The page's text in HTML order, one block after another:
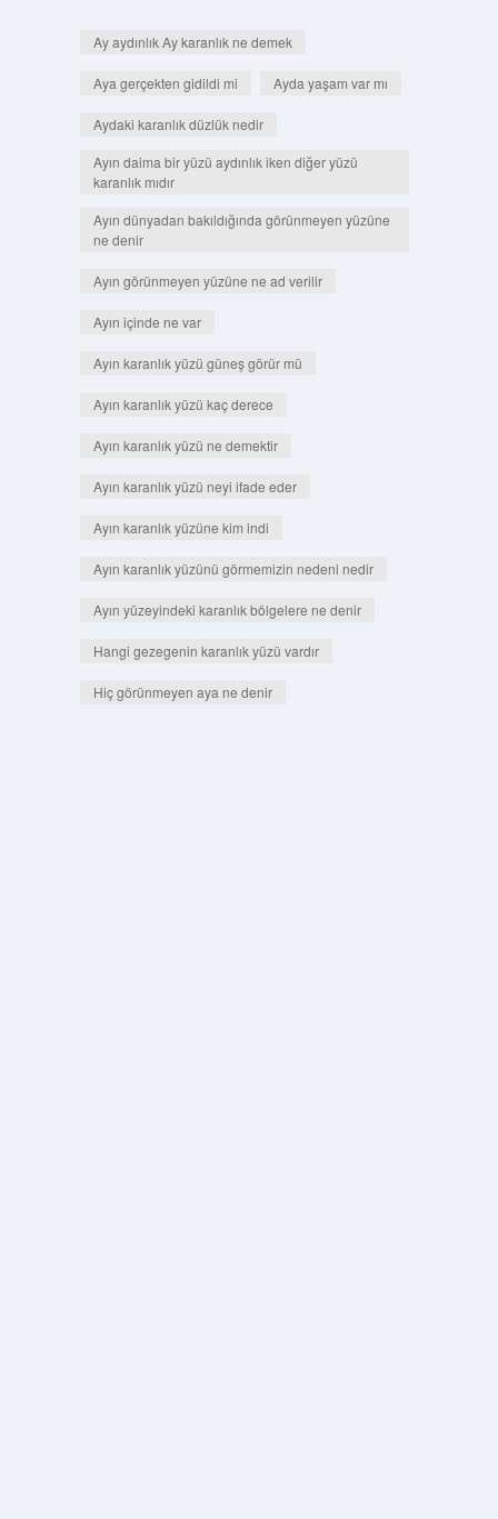
Ay aydınlık Ay karanlık ne demek
Aya gerçekten gidildi mi Ayda yaşam var mı
Aydaki karanlık düzlük nedir
Ayın daima bir yüzü aydınlık iken diğer yüzü
karanlık mıdır
Ayın dünyadan bakıldığında görünmeyen yüzüne
ne denir
Ayın görünmeyen yüzüne ne ad verilir
Ayın içinde ne var
Ayın karanlık yüzü güneş görür mü
Ayın karanlık yüzü kaç derece
Ayın karanlık yüzü ne demektir
Ayın karanlık yüzü neyi ifade eder
Ayın karanlık yüzüne kim indi
Ayın karanlık yüzünü görmemizin nedeni nedir
Ayın yüzeyindeki karanlık bölgelere ne denir
Hangi gezegenin karanlık yüzü vardır
Hiç görünmeyen aya ne denir